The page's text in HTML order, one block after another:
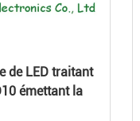
de LED traitant
émettant la